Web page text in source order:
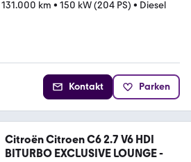
131.000 km • 150 kW (204 PS) • Diesel
Kontakt Parken
Citroën Citroen C6 2.7 V6 HDI
BITURBO EXCLUSIVE LOUNGE -